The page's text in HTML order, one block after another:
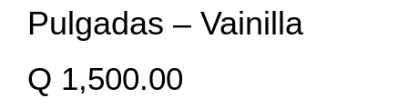
Pulgadas – Vainilla
Q 1,500.00